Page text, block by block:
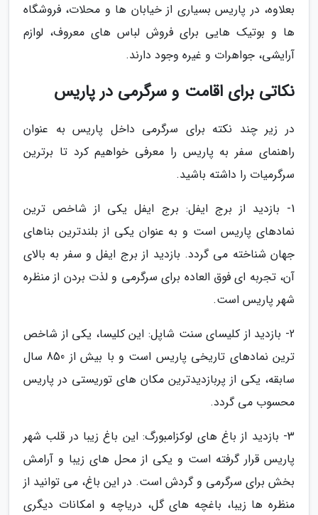
بعلاوه، در پاریس بسیاری از خیابان ها و محلات، فروشگاه
ها و بوتیک هایی برای فروش لباس های معروف، لوازم
آرایشی، جواهرات و غیره وجود دارند.
نکاتی برای اقامت و سرگرمی در پاریس
در زیر چند نکته برای سرگرمی داخل پاریس به عنوان
راهنمای سفر به پاریس را معرفی خواهیم کرد تا برترین
سرگرمیات را داشته باشید.
1- بازدید از برج ایفل: برج ایفل یکی از شاخص ترین
نمادهای پاریس است و به عنوان یکی از بلندترین بناهای
جهان شناخته می گردد. بازدید از برج ایفل و سفر به بالای
آن، تجربه ای فوق العاده برای سرگرمی و لذت بردن از منظره
شهر پاریس است.
2- بازدید از کلیسای سنت شاپل: این کلیسا، یکی از شاخص
ترین نمادهای تاریخی پاریس است و با بیش از 850 سال
سابقه، یکی از پربازدیدترین مکان های توریستی در پاریس
محسوب می گردد.
3- بازدید از باغ های لوکزامبورگ: این باغ زیبا در قلب شهر
پاریس قرار گرفته است و یکی از محل های زیبا و آرامش
بخش برای سرگرمی و گردش است. در این باغ، می توانید از
منظره ها زیبا، باغچه های گل، دریاچه و امکانات دیگری